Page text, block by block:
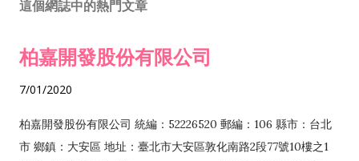
這個網誌中的熱門文章
柏嘉開發股份有限公司
7/01/2020
柏嘉開發股份有限公司 統編：52226520 郵編：106 縣市：台北
市 鄉鎮：大安區 地址：臺北市大安區敦化南路2段77號10樓之1